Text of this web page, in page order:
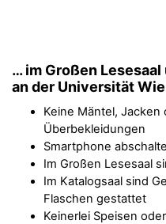
… im Großen
an der Universität
Keine Mäntel, Jacken
Überbekleidungen
Smartphone
Im Großen Lesesaal
Im Katalogsaal sind
Flaschen gestattet
Keinerlei Speisen